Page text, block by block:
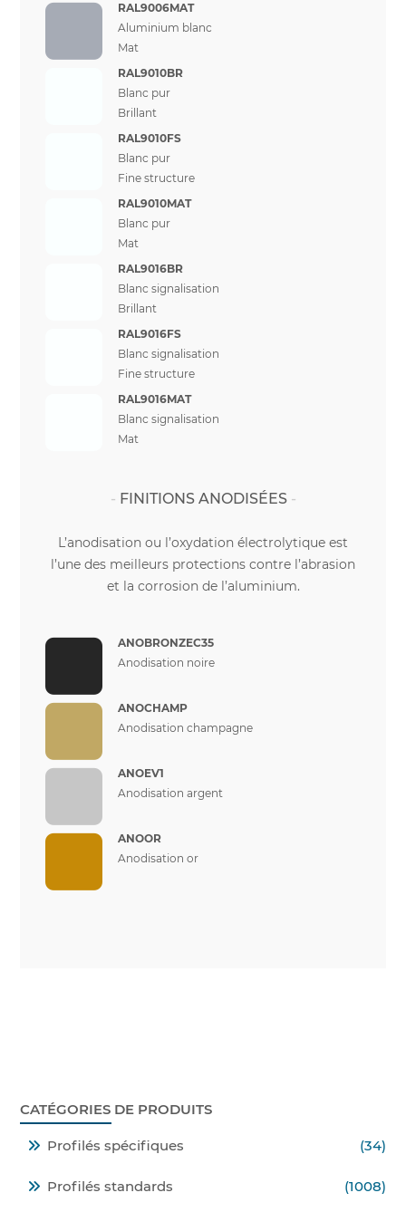
RAL9006MAT
Aluminium blanc
Mat
RAL9010BR
Blanc pur
Brillant
RAL9010FS
Blanc pur
Fine structure
RAL9010MAT
Blanc pur
Mat
RAL9016BR
Blanc signalisation
Brillant
RAL9016FS
Blanc signalisation
Fine structure
RAL9016MAT
Blanc signalisation
Mat
FINITIONS ANODISÉES
L’anodisation ou l’oxydation électrolytique est
l’une des meilleurs protections contre l’abrasion
et la corrosion de l’aluminium.
ANOBRONZEC35
Anodisation noire
ANOCHAMP
Anodisation champagne
ANOEV1
Anodisation argent
ANOOR
Anodisation or
CATÉGORIES DE PRODUITS
Profilés spécifiques (34)
Profilés standards (1008)